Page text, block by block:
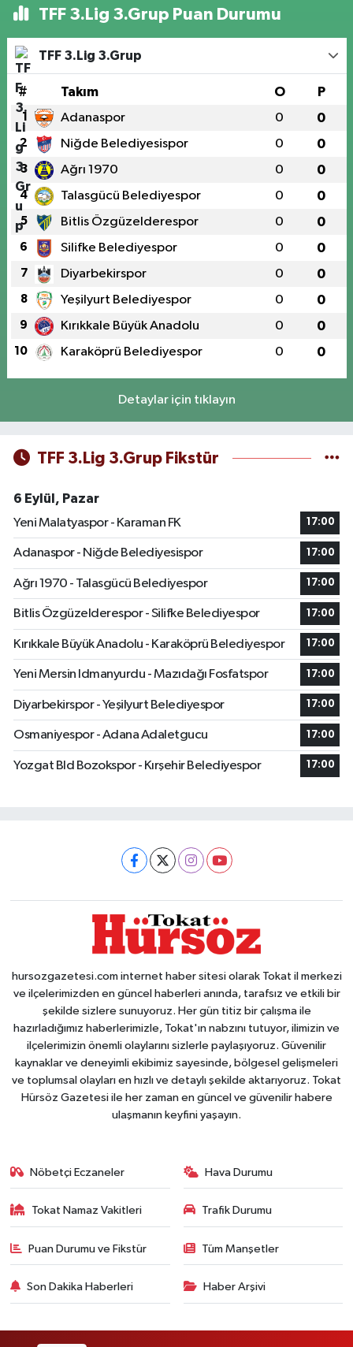
TFF 3.Lig 3.Grup Puan Durumu
TFF 3.Lig 3.Grup
# Takım O P
1 Adanaspor 0 0
2 Niğde Belediyesispor 0 0
3 Ağrı 1970 0 0
4 Talasgücü Belediyespor 0 0
5 Bitlis Özgüzelderespor 0 0
6 Silifke Belediyespor 0 0
7 Diyarbekirspor 0 0
8 Yeşilyurt Belediyespor 0 0
9 Kırıkkale Büyük Anadolu 0 0
10 Karaköprü Belediyespor 0 0
Detaylar için tıklayın
TFF 3.Lig 3.Grup Fikstür
6 Eylül, Pazar
Yeni Malatyaspor - Karaman FK
17:00
Adanaspor - Niğde Belediyesispor 17:00
Ağrı 1970 - Talasgücü Belediyespor 17:00
Bitlis Özgüzelderespor - Silifke Belediyespor 17:00
Kırıkkale Büyük Anadolu - Karaköprü Belediyespor 17:00
Yeni Mersin Idmanyurdu - Mazıdağı Fosfatspor 17:00
Diyarbekirspor - Yeşilyurt Belediyespor 17:00
Osmaniyespor - Adana Adaletgucu 17:00
Yozgat Bld Bozokspor - Kırşehir Belediyespor 17:00
hursozgazetesi.com internet haber sitesi olarak Tokat il merkezi
ve ilçelerimizden en güncel haberleri anında, tarafsız ve etkili bir
şekilde sizlere sunuyoruz. Her gün titiz bir çalışma ile
hazırladığımız haberlerimizle, Tokat'ın nabzını tutuyor, ilimizin ve
ilçelerimizin önemli olaylarını sizlerle paylaşıyoruz. Güvenilir
kaynaklar ve deneyimli ekibimiz sayesinde, bölgesel gelişmeleri
ve toplumsal olayları en hızlı ve detaylı şekilde aktarıyoruz. Tokat
Hürsöz Gazetesi ile her zaman en güncel ve güvenilir habere
ulaşmanın keyfini yaşayın.
Nöbetçi Eczaneler Hava Durumu
Tokat Namaz Vakitleri Trafik Durumu
Puan Durumu ve Fikstür Tüm Manşetler
Son Dakika Haberleri Haber Arşivi